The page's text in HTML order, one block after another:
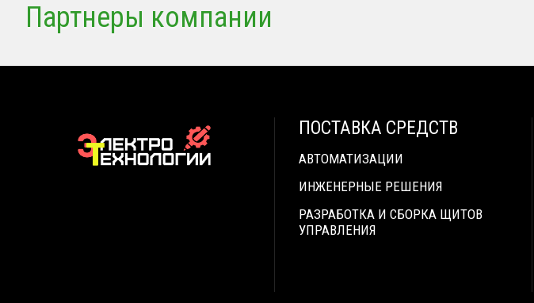
Партнеры компании
ПОСТАВКА СРЕДСТВ
АВТОМАТИЗАЦИИ
ИНЖЕНЕРНЫЕ РЕШЕНИЯ
РАЗРАБОТКА И СБОРКА ЩИТОВ
УПРАВЛЕНИЯ